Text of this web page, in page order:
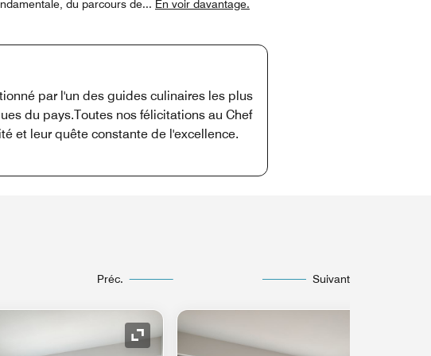
du parcours de... En voir davantage.
par l'un des guides culinaires les plus
du pays.Toutes nos félicitations au Chef
et leur quête constante de l'excellence.
Préc. Suivant
Icône de développement